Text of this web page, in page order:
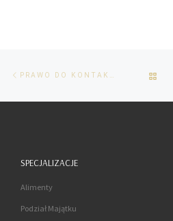
Wpisów
PRAWO DO KONTAKTÓW Z DZIECKIEM.
DO
SPECJALIZACJE
Alimenty
Podział Majątku